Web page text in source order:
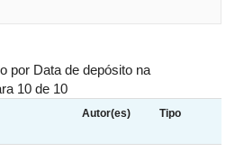
por Data de depósito na
10 de 10
Autor(es) Tipo